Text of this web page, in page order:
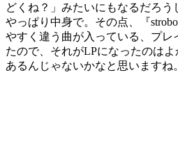
どくね？」みたいにもなるだろ
やっぱり中身で。その点、『
やすく違う曲が入っている、プレ
たので、それがLPになったのは
あるんじゃないかなと思いますね。